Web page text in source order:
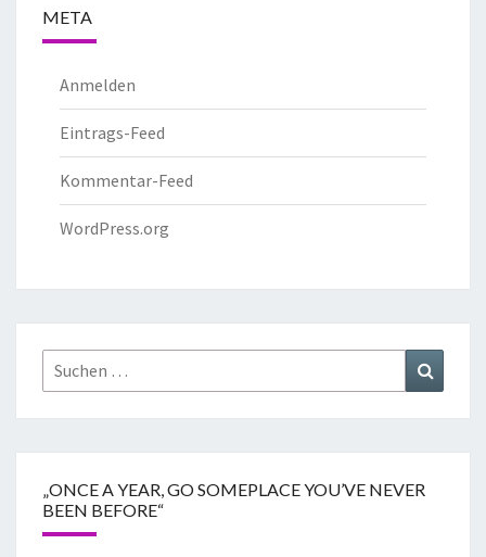
META
Anmelden
Eintrags-Feed
Kommentar-Feed
WordPress.org
„ONCE A YEAR, GO SOMEPLACE YOU’VE NEVER
BEEN BEFORE“